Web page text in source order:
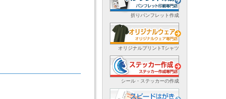
折りパンフレット作成
オリジナルプリントTシャツ
シール・ステッカーの作成